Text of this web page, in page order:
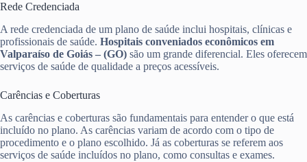
Rede Credenciada
A rede credenciada de um plano de saúde inclui hospitais, clínicas e
profissionais de saúde. Hospitais conveniados econômicos em
Valparaíso de Goiás – (GO) são um grande diferencial. Eles oferecem
serviços de saúde de qualidade a preços acessíveis.
Carências e Coberturas
As carências e coberturas são fundamentais para entender o que está
incluído no plano. As carências variam de acordo com o tipo de
procedimento e o plano escolhido. Já as coberturas se referem aos
serviços de saúde incluídos no plano, como consultas e exames.